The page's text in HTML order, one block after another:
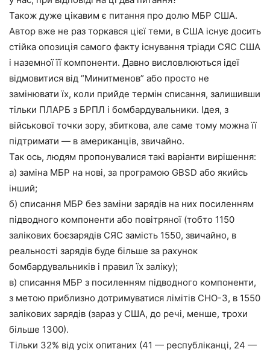
Також дуже цікавим є питання про долю МБР США.
Автор вже не раз торкався цієї теми, в США існує досить
стійка опозиція самого факту існування тріади СЯС США
і наземної її компоненти. Давно висловлюються ідеї
відмовитися від “Минитменов” або просто не
замінювати їх, коли прийде термін списання, залишивши
тільки ПЛАРБ з БРПЛ і бомбардувальники. Ідея, з
військової точки зору, збиткова, але саме тому можна її
підтримати — в американців, звичайно.
Так ось, людям пропонувалися такі варіанти вирішення:
а) заміна МБР на нові, за програмою GBSD або якийсь
інший;
б) списання МБР без заміни зарядів на них посиленням
підводного компоненти або повітряної (тобто 1150
залікових боєзарядів СЯС замість 1550, звичайно, в
реальності зарядів буде більше за рахунок
бомбардувальників і правил їх заліку);
в) списання МБР з посиленням підводного компоненти,
з метою приблизно дотримуватися лімітів СНО-3, в 1550
залікових зарядів (зараз у США, до речі, менше, трохи
більше 1300).
Тільки 32% від усіх опитаних (41 — республіканці, 24 —